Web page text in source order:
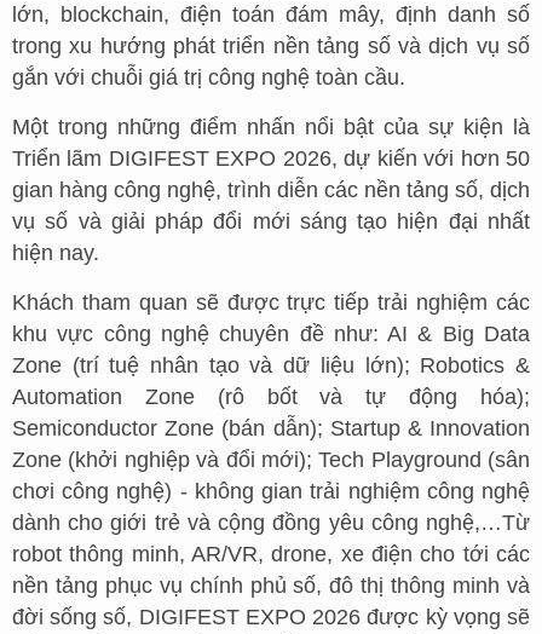
lớn, blockchain, điện toán đám mây, định danh số
trong xu hướng phát triển nền tảng số và dịch vụ số
gắn với chuỗi giá trị công nghệ toàn cầu.
Một trong những điểm nhấn nổi bật của sự kiện là
Triển lãm DIGIFEST EXPO 2026, dự kiến với hơn 50
gian hàng công nghệ, trình diễn các nền tảng số, dịch
vụ số và giải pháp đổi mới sáng tạo hiện đại nhất
hiện nay.
Khách tham quan sẽ được trực tiếp trải nghiệm các
khu vực công nghệ chuyên đề như: AI & Big Data
Zone (trí tuệ nhân tạo và dữ liệu lớn); Robotics &
Automation Zone (rô bốt và tự động hóa);
Semiconductor Zone (bán dẫn); Startup & Innovation
Zone (khởi nghiệp và đổi mới); Tech Playground (sân
chơi công nghệ) - không gian trải nghiệm công nghệ
dành cho giới trẻ và cộng đồng yêu công nghệ,…Từ
robot thông minh, AR/VR, drone, xe điện cho tới các
nền tảng phục vụ chính phủ số, đô thị thông minh và
đời sống số, DIGIFEST EXPO 2026 được kỳ vọng sẽ